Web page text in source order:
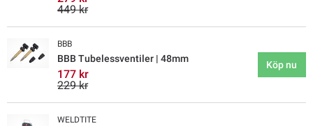
449 kr
BBB
BBB Tubelessventiler | 48mm
177 kr
229 kr
Köp nu
WELDTITE